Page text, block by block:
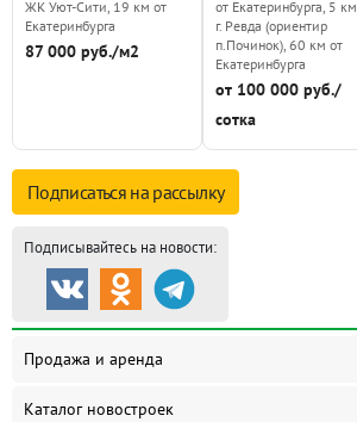
ЖК Уют-Сити, 19 км от
Екатеринбурга
87 000 руб./м2
от Екатеринбурга, 5
г. Ревда (ориентир
п.Починок), 60 км от
Екатеринбурга
от 100 000 руб./
сотка
Подписаться на рассылку
Подписывайтесь на новости:
Продажа и аренда
Каталог новостроек